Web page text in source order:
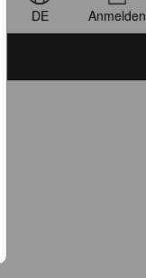
DE Anmelden